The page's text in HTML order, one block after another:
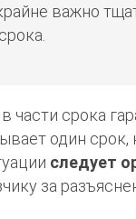
важно
части срока
один
следует
за